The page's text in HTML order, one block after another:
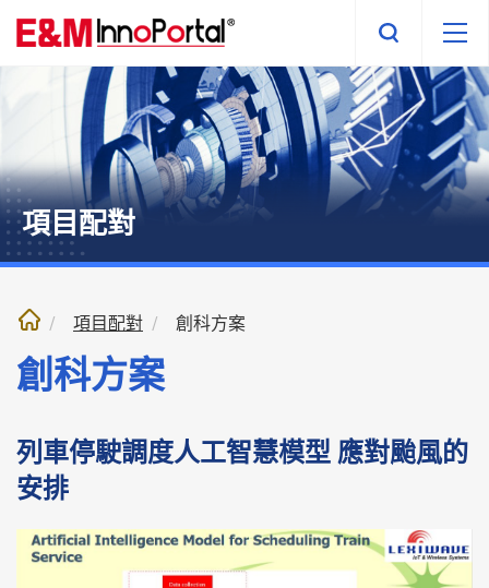
內
項目配對
項目配對 創科方案
創科方案
列車停駛調度人工智慧模型 應對颱風的
安排